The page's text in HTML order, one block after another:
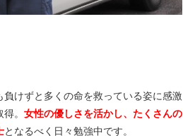
けずと多くの命を救っている姿に感激
。 女性の優しさを活かし、たくさんの
となるべく日々勉強中です。